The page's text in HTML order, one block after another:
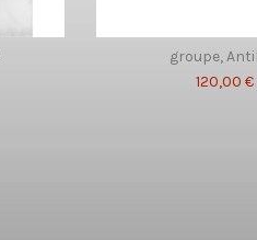
groupe,
120,00 €